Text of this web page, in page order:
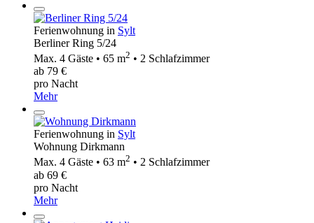
Ferienwohnung in Sylt
Berliner Ring 5/24
Max. 4 Gäste • 65 m2 • 2 Schlafzimmer
ab 79 €
pro Nacht
Mehr
Ferienwohnung in Sylt
Wohnung Dirkmann
Max. 4 Gäste • 63 m2 • 2 Schlafzimmer
ab 69 €
pro Nacht
Mehr